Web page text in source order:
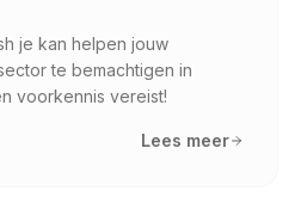
je kan helpen jouw
te bemachtigen in
voorkennis vereist!
Lees meer